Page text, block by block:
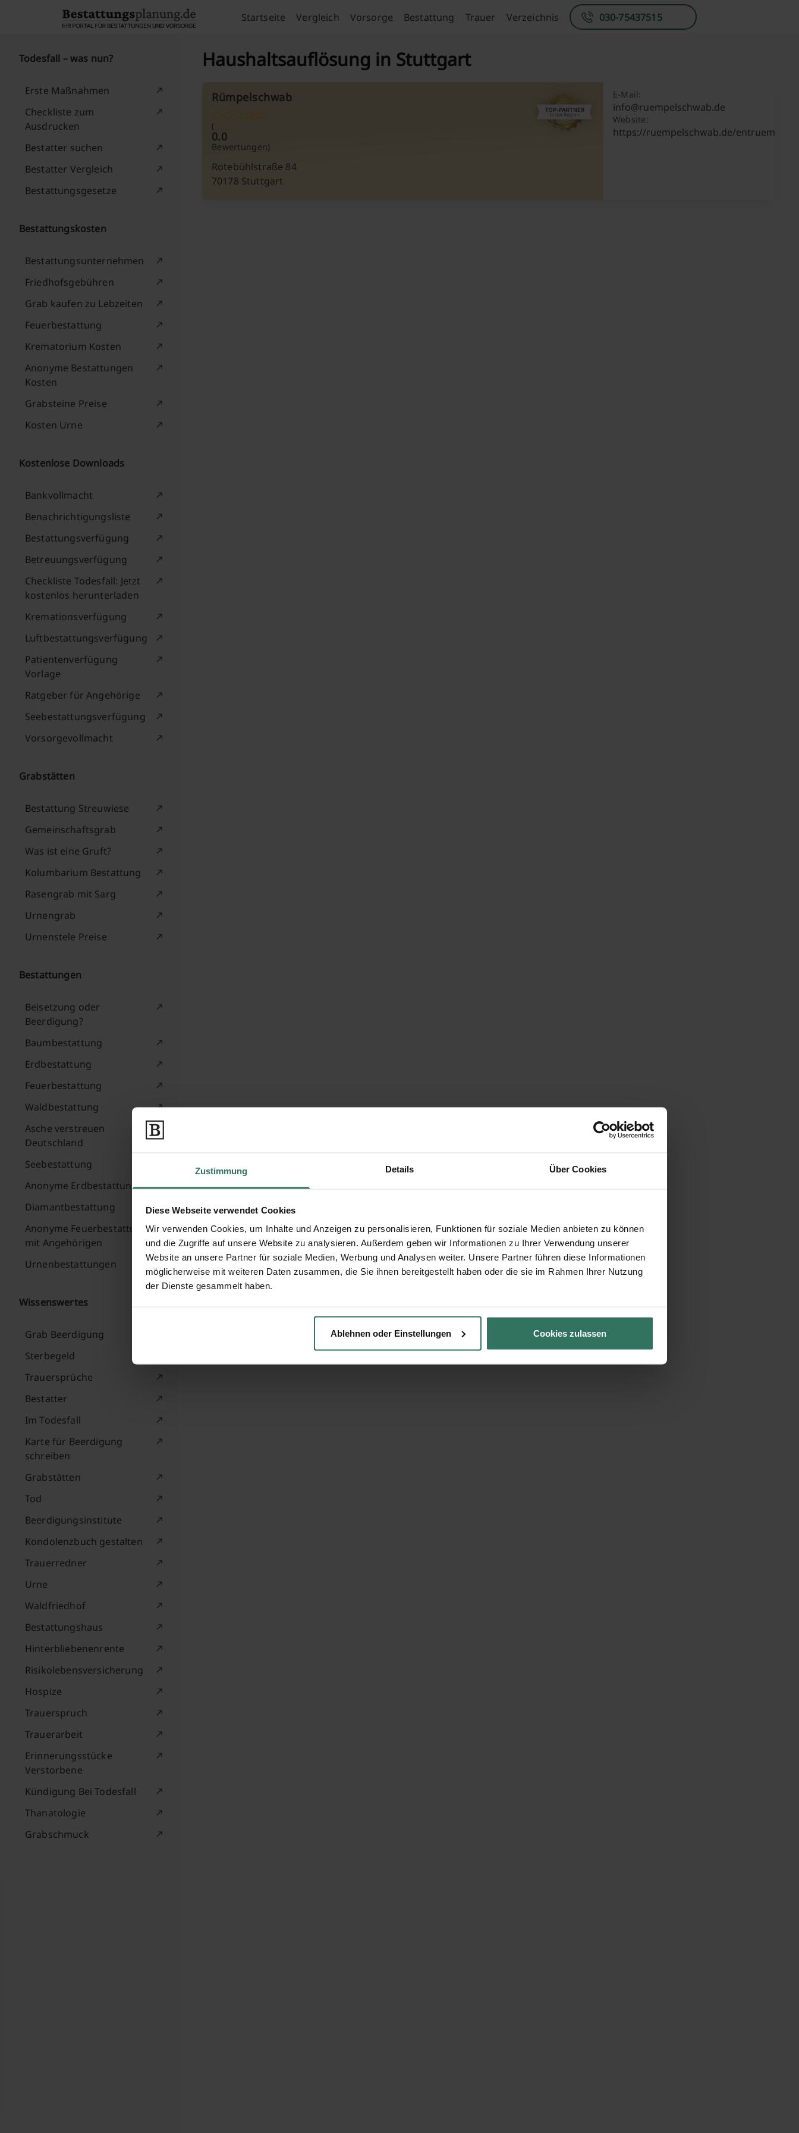
Zustimmung Details Über Cookies
Diese Webseite verwendet Cookies
Wir verwenden Cookies, um Inhalte und Anzeigen zu personalisieren, Funktionen für soziale Medien anbieten zu können
und die Zugriffe auf unsere Website zu analysieren. Außerdem geben wir Informationen zu Ihrer Verwendung unserer
Website an unsere Partner für soziale Medien, Werbung und Analysen weiter. Unsere Partner führen diese Informationen
möglicherweise mit weiteren Daten zusammen, die Sie ihnen bereitgestellt haben oder die sie im Rahmen Ihrer Nutzung
der Dienste gesammelt haben.
Ablehnen oder Einstellungen Cookies zulassen
Startseite Vergleich Vorsorge Bestattung Trauer Verzeichnis 030-75437515
Todesfall – was nun?
Erste Maßnahmen
Checkliste zum
Ausdrucken
Bestatter suchen
Bestatter Vergleich
Bestattungsgesetze
Bestattungskosten
Bestattungsunternehmen
Friedhofsgebühren
Grab kaufen zu Lebzeiten
Feuerbestattung
Krematorium Kosten
Anonyme Bestattungen
Kosten
Grabsteine Preise
Kosten Urne
Kostenlose Downloads
Bankvollmacht
Benachrichtigungsliste
Bestattungsverfügung
Betreuungsverfügung
Checkliste Todesfall: Jetzt
kostenlos herunterladen
Kremationsverfügung
Luftbestattungsverfügung
Patientenverfügung
Vorlage
Ratgeber für Angehörige
Seebestattungsverfügung
Vorsorgevollmacht
Grabstätten
Bestattung Streuwiese
Gemeinschaftsgrab
Was ist eine Gruft?
Kolumbarium Bestattung
Rasengrab mit Sarg
Urnengrab
Urnenstele Preise
Bestattungen
Beisetzung oder
Beerdigung?
Baumbestattung
Erdbestattung
Feuerbestattung
Waldbestattung
Asche verstreuen
Deutschland
Seebestattung
Anonyme Erdbestattung
Diamantbestattung
Anonyme Feuerbestattung
mit Angehörigen
Urnenbestattungen
Wissenswertes
Grab Beerdigung
Sterbegeld
Trauersprüche
Bestatter
Im Todesfall
Karte für Beerdigung
schreiben
Grabstätten
Tod
Beerdigungsinstitute
Kondolenzbuch gestalten
Trauerredner
Urne
Waldfriedhof
Bestattungshaus
Hinterbliebenenrente
Risikolebensversicherung
Hospize
Trauerspruch
Trauerarbeit
Erinnerungsstücke
Verstorbene
Kündigung Bei Todesfall
Thanatologie
Grabschmuck
Haushaltsauflösung in Stuttgart
Rümpelschwab
(
0.0
Bewertungen)
Rotebühlstraße 84
70178 Stuttgart
E-Mail:
info@ruempelschwab.de
Website:
https://ruempelschwab.de/